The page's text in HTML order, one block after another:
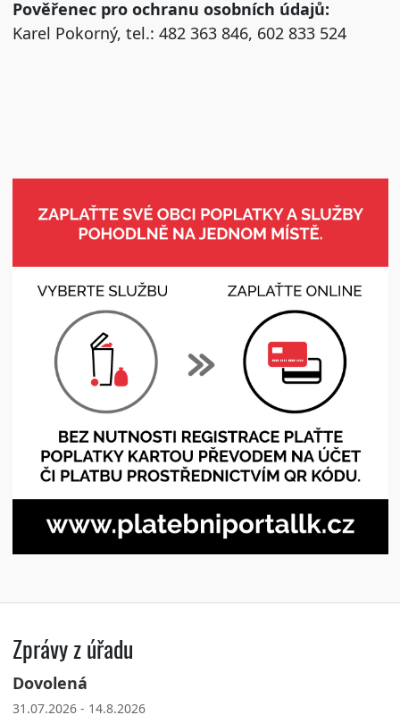
Pověřenec pro ochranu osobních údajů:
Karel Pokorný, tel.: 482 363 846, 602 833 524
Zprávy z úřadu
Dovolená
31.07.2026 - 14.8.2026